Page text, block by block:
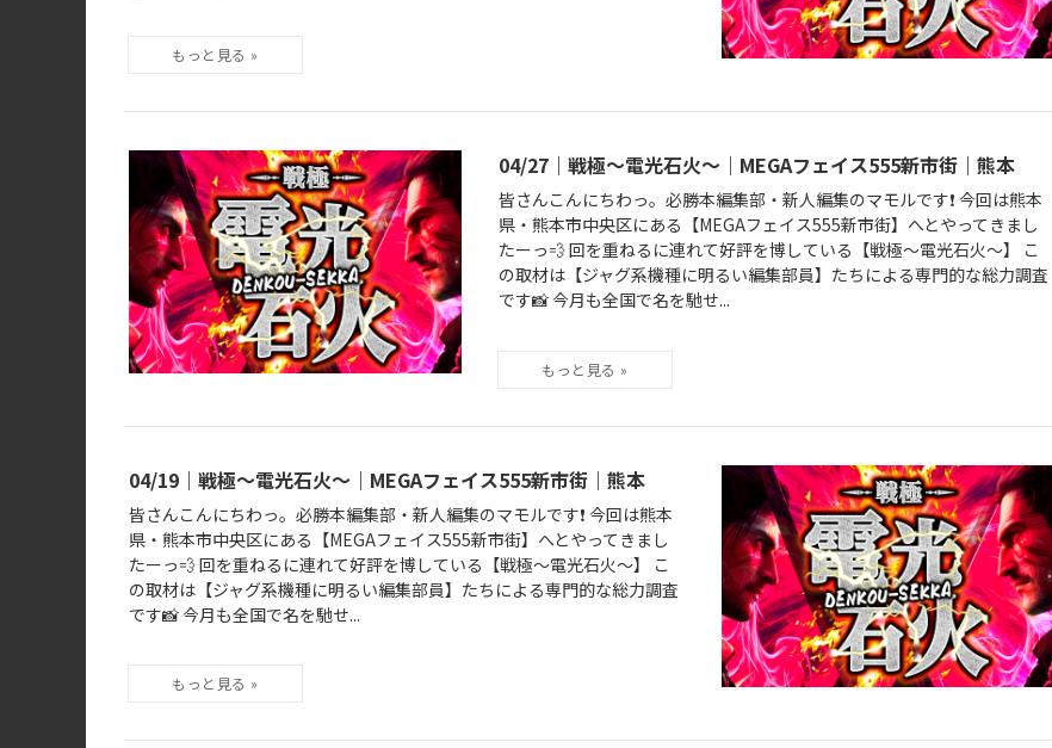
04/27｜戦極～電光石火～｜MEGAフェイス555新市街｜熊本
皆さんこんにちわっ。必勝本編集部・新人編集のマモルです❗️ 今回は熊本
県・熊本市中央区にある【MEGAフェイス555新市街】へとやってきまし
たーっ💨 回を重ねるに連れて好評を博している【戦極～電光石火～】 こ
の取材は【ジャグ系機種に明るい編集部員】たちによる専門的な総力調査
です📸 今月も全国で名を馳せ...
04/19｜戦極～電光石火～｜MEGAフェイス555新市街｜熊本
皆さんこんにちわっ。必勝本編集部・新人編集のマモルです❗️ 今回は熊本
県・熊本市中央区にある【MEGAフェイス555新市街】へとやってきまし
たーっ💨 回を重ねるに連れて好評を博している【戦極～電光石火～】 こ
の取材は【ジャグ系機種に明るい編集部員】たちによる専門的な総力調査
です📸 今月も全国で名を馳せ...